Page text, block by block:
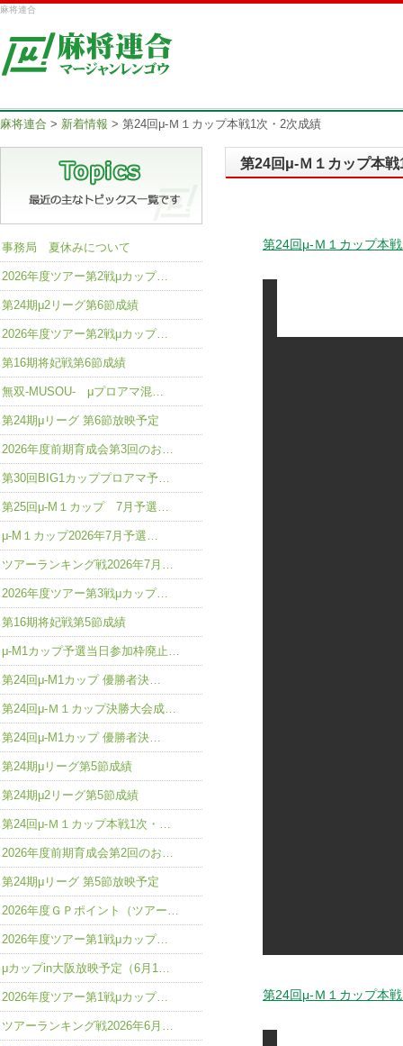
麻将連合
麻将連合 > 新着情報 > 第24回μ-Ｍ１カップ本戦1次・2次成績
第24回μ-Ｍ１カップ本
第24回μ-Ｍ１カップ本
第24回μ-Ｍ１カップ本
事務局 夏休みについて
2026年度ツアー第2戦μカップ…
第24期μ2リーグ第6節成績
2026年度ツアー第2戦μカップ…
第16期将妃戦第6節成績
無双-MUSOU- μプロアマ混…
第24期μリーグ 第6節放映予定
2026年度前期育成会第3回のお…
第30回BIG1カッププロアマ予…
第25回μ-M１カップ 7月予選…
μ-M１カップ2026年7月予選…
ツアーランキング戦2026年7月…
2026年度ツアー第3戦μカップ…
第16期将妃戦第5節成績
μ-M1カップ予選当日参加枠廃止…
第24回μ-M1カップ 優勝者決…
第24回μ-Ｍ１カップ決勝大会成…
第24回μ-M1カップ 優勝者決…
第24期μリーグ第5節成績
第24期μ2リーグ第5節成績
第24回μ-Ｍ１カップ本戦1次・…
2026年度前期育成会第2回のお…
第24期μリーグ 第5節放映予定
2026年度ＧＰポイント（ツアー…
2026年度ツアー第1戦μカップ…
μカップin大阪放映予定（6月1…
2026年度ツアー第1戦μカップ…
ツアーランキング戦2026年6月…